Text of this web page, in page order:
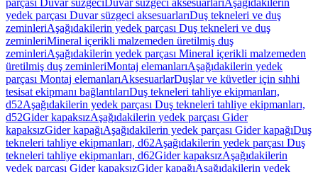
parçası Duvar süzgeciDuvar süzgeci aksesuarlarıAşağıdakilerin
yedek parçası Duvar süzgeci aksesuarlarıDuş tekneleri ve duş
zeminleriAşağıdakilerin yedek parçası Duş tekneleri ve duş
zeminleriMineral içerikli malzemeden üretilmiş duş
zeminleriAşağıdakilerin yedek parçası Mineral içerikli malzemeden
üretilmiş duş zeminleriMontaj elemanlarıAşağıdakilerin yedek
parçası Montaj elemanlarıAksesuarlarDuşlar ve küvetler için sıhhi
tesisat ekipmanı bağlantılarıDuş tekneleri tahliye ekipmanları,
d52Aşağıdakilerin yedek parçası Duş tekneleri tahliye ekipmanları,
d52Gider kapaksızAşağıdakilerin yedek parçası Gider
kapaksızGider kapağıAşağıdakilerin yedek parçası Gider kapağıDuş
tekneleri tahliye ekipmanları, d62Aşağıdakilerin yedek parçası Duş
tekneleri tahliye ekipmanları, d62Gider kapaksızAşağıdakilerin
yedek parçası Gider kapaksızGider kapağıAşağıdakilerin yedek